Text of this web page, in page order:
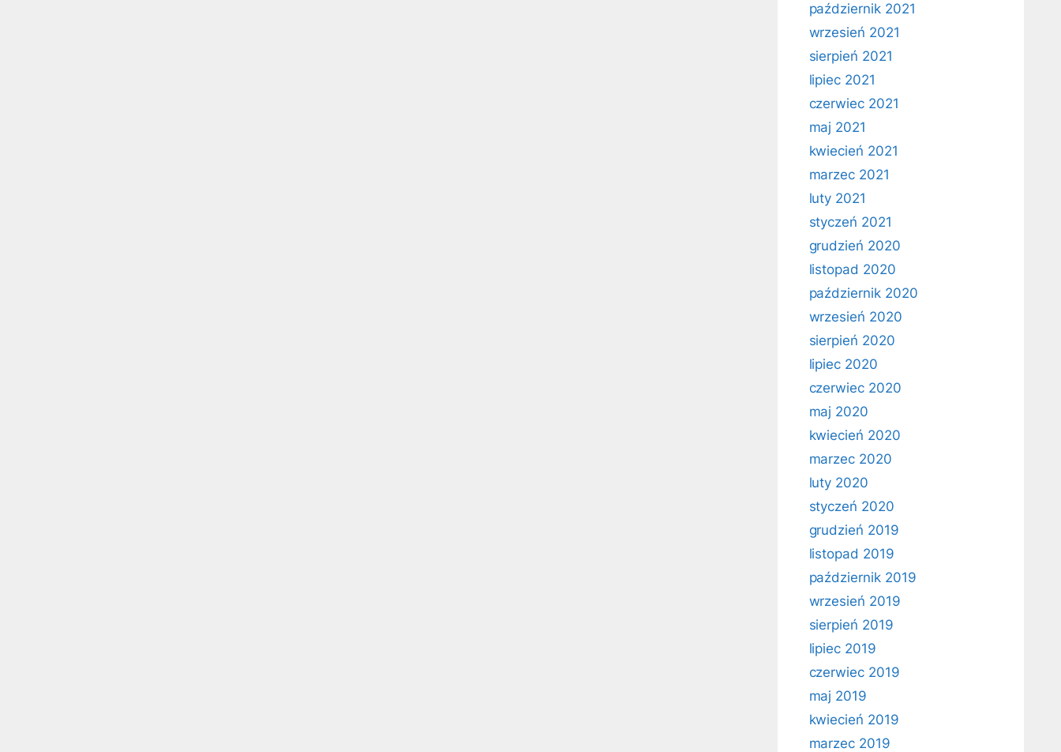
październik 2021
wrzesień 2021
sierpień 2021
lipiec 2021
czerwiec 2021
maj 2021
kwiecień 2021
marzec 2021
luty 2021
styczeń 2021
grudzień 2020
listopad 2020
październik 2020
wrzesień 2020
sierpień 2020
lipiec 2020
czerwiec 2020
maj 2020
kwiecień 2020
marzec 2020
luty 2020
styczeń 2020
grudzień 2019
listopad 2019
październik 2019
wrzesień 2019
sierpień 2019
lipiec 2019
czerwiec 2019
maj 2019
kwiecień 2019
marzec 2019